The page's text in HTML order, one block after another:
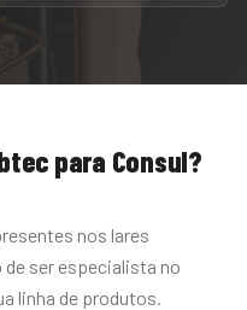
para Consul?
nos lares
ser especialista no
linha de produtos.